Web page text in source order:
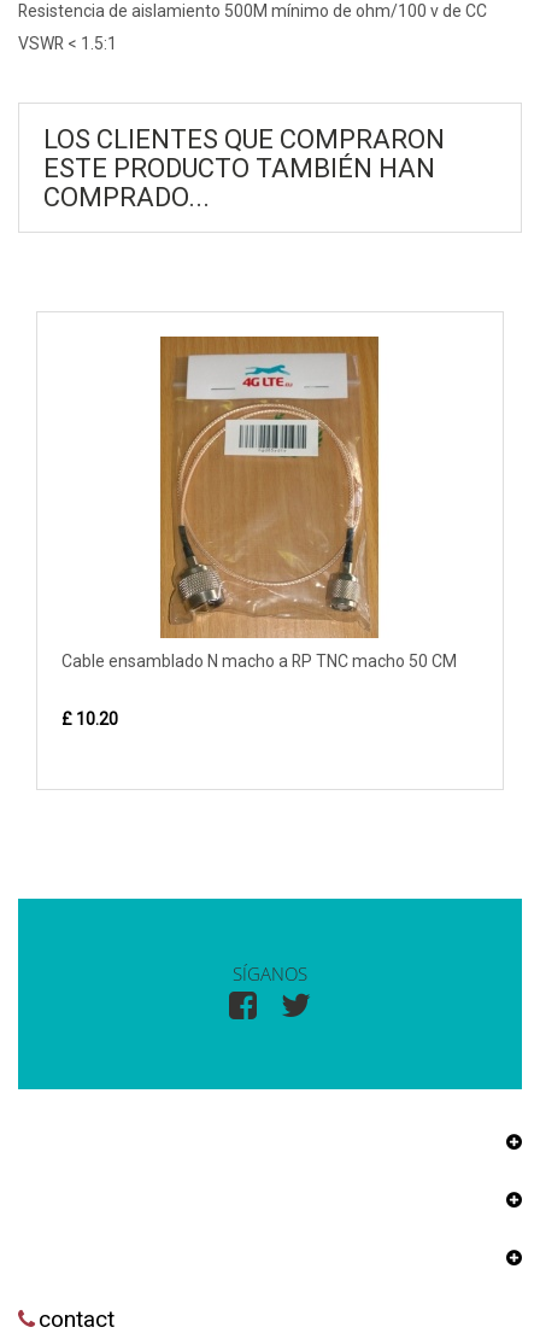
Resistencia de aislamiento 500M mínimo de ohm/100 v de CC
VSWR < 1.5:1
LOS CLIENTES QUE COMPRARON
ESTE PRODUCTO TAMBIÉN HAN
COMPRADO...
Cable ensamblado N macho a RP TNC macho 50 CM
£ 10.20
SÍGANOS
contact